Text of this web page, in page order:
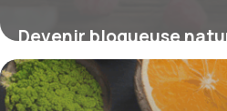
Devenir blogueuse
conjuguer passion du
expertise naturelle